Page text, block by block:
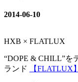
2014-06-10
HXB × FLATLUX
“DOPE & CHILL”を
ランド
【FLATLUX】